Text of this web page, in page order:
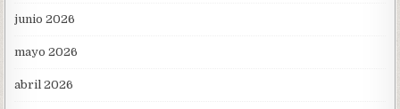
junio 2026
mayo 2026
abril 2026